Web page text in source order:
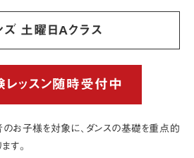
ズ 土曜日Aクラス
ッスン随時受付中
お子様を対象に、ダンスの基礎を重点的
す。